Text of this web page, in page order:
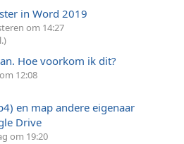
in Word 2019
om 14:27
Hoe voorkom ik dit?
12:08
en map andere eigenaar
Drive
om 19:20